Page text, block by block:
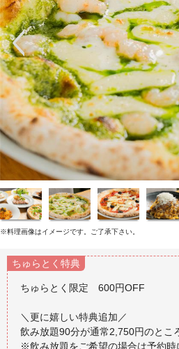
※料理画像はイメージです。ご了承下さい。
ちゅらとく特典
ちゅらとく限定 600円OFF
＼更に嬉しい特典追加／
飲み放題90分が通常2,750円のとこ
※飲み放題をご希望の場合は予約時